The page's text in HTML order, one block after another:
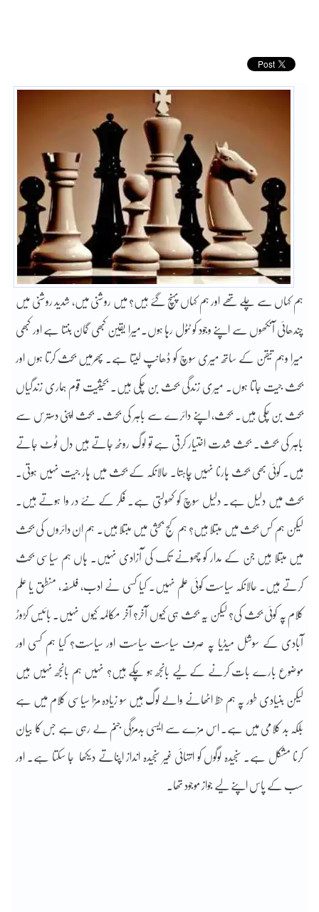
ہم کہاں سے چلے تھے اور ہم کہاں پہنچ گئے ہیں؟ میں روشنی میں، شدید روشنی میں
چندھائی آنکھوں سے اپنے وجود کو ٹٹول رہا ہوں۔میرا یقین کبھی گمان بنتا ہے اور کبھی
میرا وہم تیقن کے ساتھ میری سوچ کو ڈھانپ لیتا ہے۔ پھرمیں بحث کرتا ہوں اور
بحث جیت جاتا ہوں۔ میری زندگی بحث بن چکی ہیں۔ بحیثیت قوم ہماری زندگیاں
بحث بن چکی ہیں۔ بحث، اپنے دائرے سے باہر کی بحث۔ بحث اپنی دسترس سے
باہر کی بحث۔ بحث شدت اختیار کرتی ہے تو لوگ روٹھ جاتے ہیں دل ٹوٹ جاتے
ہیں۔ کوئی بھی بحث ہارنا نہیں چاہتا۔ حالانکہ کے بحث میں ہار جیت نہیں ہوتی۔
بحث میں دلیل ہے۔ دلیل سوچ کو کھولتی ہے۔ فکر کے نئے در وا ہوتے ہیں۔
لیکن ہم کس بحث میں مبتلا ہیں؟ ہم کج بحثی میں مبتلا ہیں۔ ہم ان دائروں کی بحث
میں مبتلا ہیں جن کے مدار کو چھونے تک کی آزادی نہیں۔ ہاں ہم سیاسی بحث
کرتے ہیں۔ حالانکہ سیاست کوئی علم نہیں۔ کیا کسی نے ادب، فلسفہ، منطق یا علم
کلام پہ کوئی بحث کی؟ لیکن یہ بحث ہی کیوں آخر؟ آخر مکالمہ کیوں نہیں۔ بائیس کڑوڑ
آبادی کے سوشل میڈیا پہ صرف سیاست سیاست اور سیاست؟ کیا ہم کسی اور
موضوع بارے بات کرنے کے لیے بانجھ ہو چکے ہیں؟ نہیں ہم بانجھ نہیں ہیں
لیکن بنیادی طور پہ ہم حظ اٹھانے والے لوگ ہیں سو زیادہ مزا سیاسی کلام میں ہے
بلکہ بد کلامی میں ہے۔ اس مزے سے ایسی بدمزگی جنم لے رہی ہے جس کا بیان
کرنا مشکل ہے۔ سنجیدہ لوگوں کو انتہائی غیر سنجیدہ انداز اپناتے دیکھا جا سکتا ہے۔ اور
سب کے پاس اپنے لیے جواز موجود تھا۔